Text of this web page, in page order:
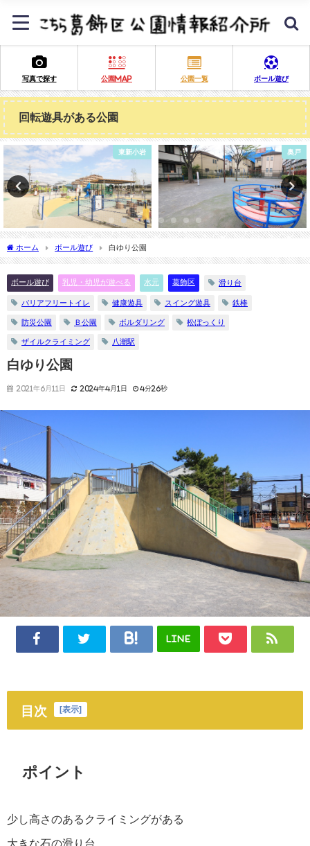
写真で探す 公園MAP 公園一覧 ボール遊び
回転遊具がある公園
奥戸 青戸
ホーム ボール遊び 白ゆり公園
ボール遊び 乳児・幼児が遊べる 水元 葛飾区 滑り台
バリアフリートイレ 健康遊具 スイング遊具 鉄棒
防災公園 Ｂ公園 ボルダリング 松ぼっくり
ザイルクライミング 八潮駅
白ゆり公園
2021年6月11日 2024年4月1日 4分26秒
LINE
目次 [表示]
ポイント
少し高さのあるクライミングがある
大きな石の滑り台